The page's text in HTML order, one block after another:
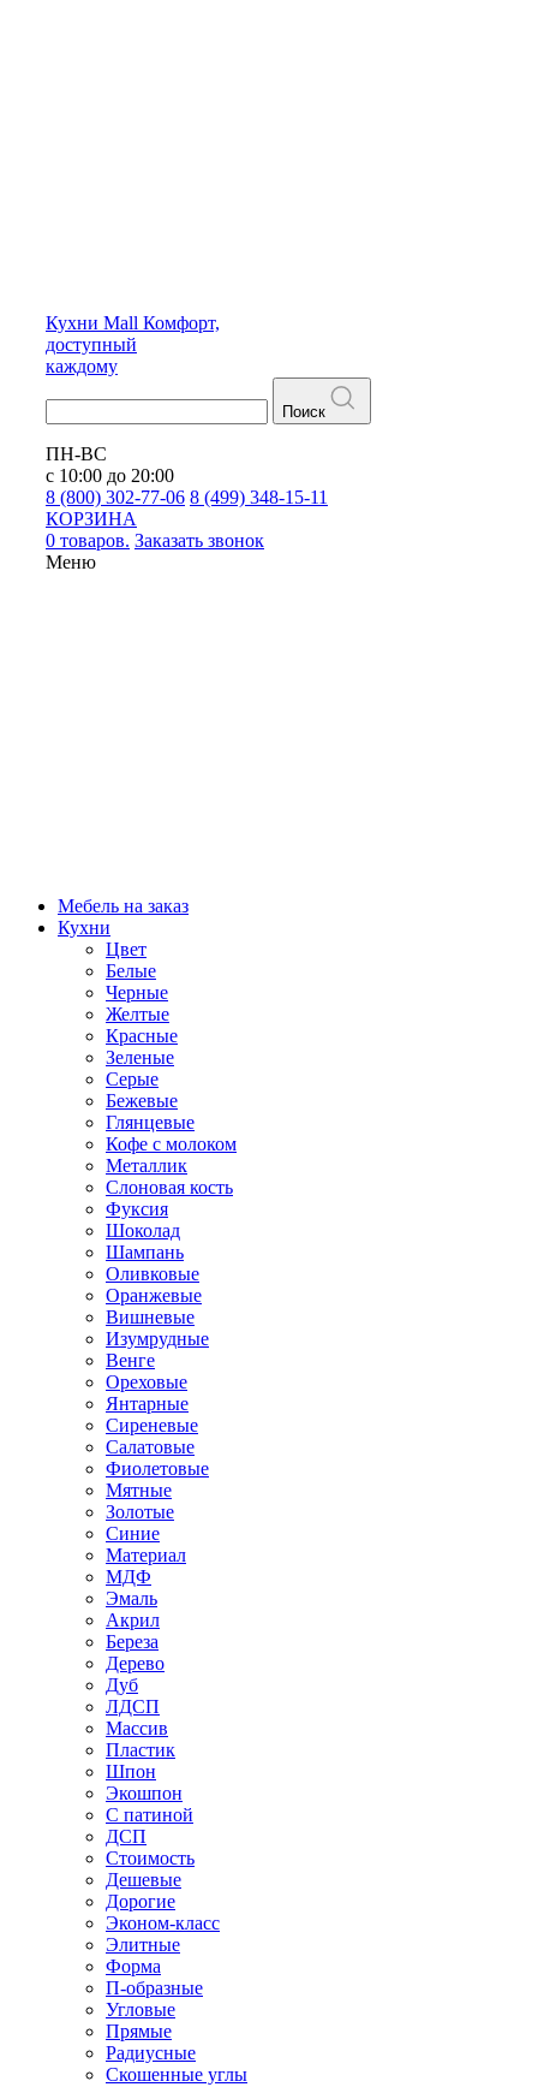
Кухни Mall Комфорт,
доступный
каждому
Поиск
ПН-ВС
с 10:00 до 20:00
8 (800) 302-77-06 8 (499) 348-15-11
КОРЗИНА
0 товаров. Заказать звонок
Меню
Мебель на заказ
Кухни
Цвет
Белые
Черные
Желтые
Красные
Зеленые
Серые
Бежевые
Глянцевые
Кофе с молоком
Металлик
Слоновая кость
Фуксия
Шоколад
Шампань
Оливковые
Оранжевые
Вишневые
Изумрудные
Венге
Ореховые
Янтарные
Сиреневые
Салатовые
Фиолетовые
Мятные
Золотые
Синие
Материал
МДФ
Эмаль
Акрил
Береза
Дерево
Дуб
ЛДСП
Массив
Пластик
Шпон
Экошпон
С патиной
ДСП
Стоимость
Дешевые
Дорогие
Эконом-класс
Элитные
Форма
П-образные
Угловые
Прямые
Радиусные
Скошенные углы